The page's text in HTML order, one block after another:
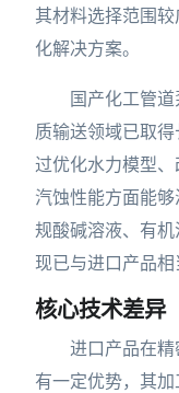
其材料选择范围
化解决方案。
国产化工管
质输送领域已取
过优化水力模型
汽蚀性能方面能
规酸碱溶液、有
现已与进口产品相
核心技术差异
进口产品在
有一定优势，其